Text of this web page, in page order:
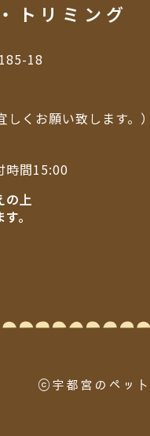
トリミング
18
くお願い致します。）
間15:00
の上
。
ⓒ宇都宮のペッ